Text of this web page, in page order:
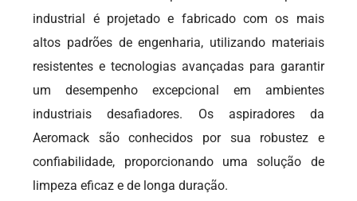
industrial é projetado e fabricado com os mais
altos padrões de engenharia, utilizando materiais
resistentes e tecnologias avançadas para garantir
um desempenho excepcional em ambientes
industriais desafiadores. Os aspiradores da
Aeromack são conhecidos por sua robustez e
confiabilidade, proporcionando uma solução de
limpeza eficaz e de longa duração.